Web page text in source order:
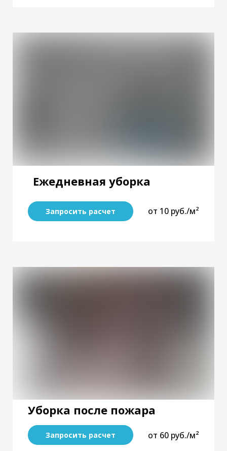
Ежедневная уборка
Запросить расчет от 10 руб./м²
Уборка после пожара
Запросить расчет от 60 руб./м²